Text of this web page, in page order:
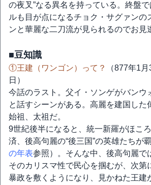
の夜叉”なる異名を持っている。終盤
ルも目が点になるチョク・サグァンの
ンと華麗な二刀流が見られるのでお見
■豆知識
①王建（ワンゴン）って？
（877年1
日）
今話のラスト。父イ・ソンゲがバンウ
と話すシーンがある。高麗を建国した
始祖、太祖だ。
9世紀後半になると、統一新羅がほこ
済、後高句麗の“後三国”の英雄たちが
の年表参照）。そんな中、後高句麗で
そのカリスマ性で民心を掴むが、次第
暴政を敷くようになり、見かねた王建